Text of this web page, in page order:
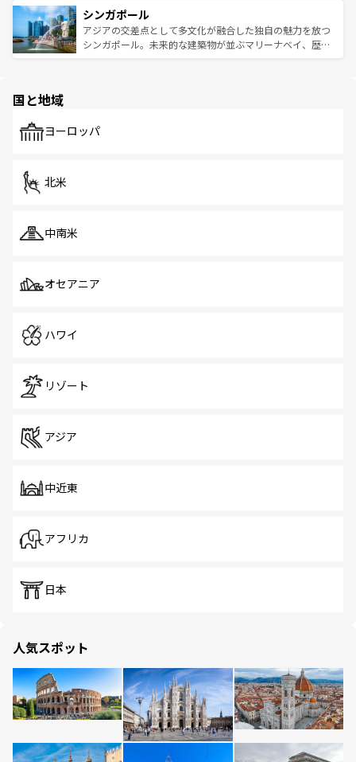
参照してほしい。
激する。気候は一年中温暖で、どの季節にも異なる楽しみ
が待っている。親しみやすいタイの人々、仏教を中心とし
た文化、そして多様な観光資源が、訪れる旅人を魅了し続
み、どこを訪れても感動するはず。観光スポットが密集し
ており、効率よく見どころを回れるのも魅力。息をのむよ
うな絶景から文化的な体験まで、香港を存分に楽しみ尽く
シンガポール
アジアの交差点として多文化が融合した独自の魅力を放つ
シンガポール。未来的な建築物が並ぶマリーナベイ、歴史
で、ホーカーズは地元の風情を楽しめる外せないスポット
国と地域
ヨーロッパ
北米
中南米
オセアニア
ハワイ
リゾート
アジア
中近東
アフリカ
日本
人気スポット